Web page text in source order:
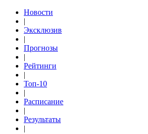
Новости
|
Эксклюзив
|
Прогнозы
|
Рейтинги
|
Топ-10
|
Расписание
|
Результаты
|